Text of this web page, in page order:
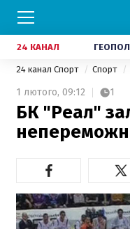
24 КАНАЛ
24 канал Спорт Спорт
1 лютого, 09:12 1
БК "Реал"